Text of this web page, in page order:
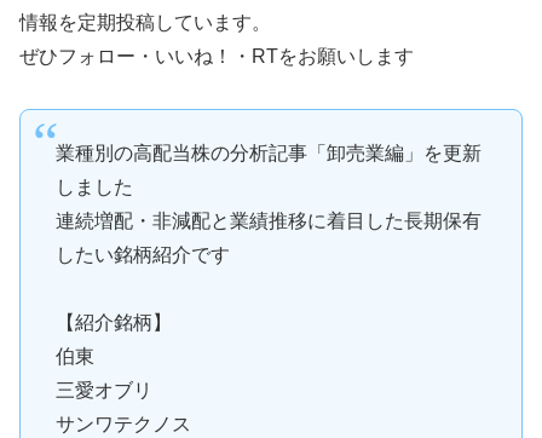
情報を定期投稿しています。
ぜひフォロー・いいね！・RTをお願いします
業種別の高配当株の分析記事「卸売業編」を更新
しました
連続増配・非減配と業績推移に着目した長期保有
したい銘柄紹介です
【紹介銘柄】
伯東
三愛オブリ
サンワテクノス